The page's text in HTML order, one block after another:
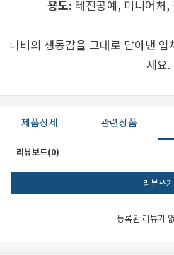
용도: 레진공예, 미니어처
나비의 생동감을 그대로 담아낸
세요.
제품상세 관련상품
리뷰보드(0)
리뷰쓰기
등록된 리뷰가